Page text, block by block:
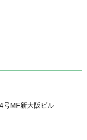
号MF新大阪ビル